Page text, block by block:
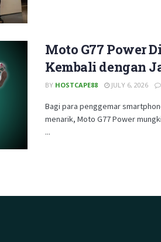
Moto G77 Power
Kembali dengan
BY HOSTCAPE88 JULY 6, 2026
Bagi para penggemar
menarik, Moto G77 Power
...